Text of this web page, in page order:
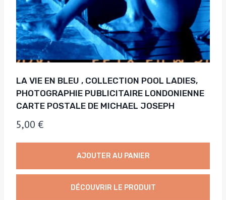
LA VIE EN BLEU , COLLECTION POOL LADIES,
PHOTOGRAPHIE PUBLICITAIRE LONDONIENNE
CARTE POSTALE DE MICHAEL JOSEPH
5,00 €
AJOUTER AU PANIER
DÉCOUVRIR LE PRODUIT